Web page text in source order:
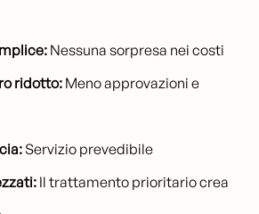
Nessuna sorpresa nei costi
ridotto: Meno approvazioni e
Servizio prevedibile
Il trattamento prioritario crea